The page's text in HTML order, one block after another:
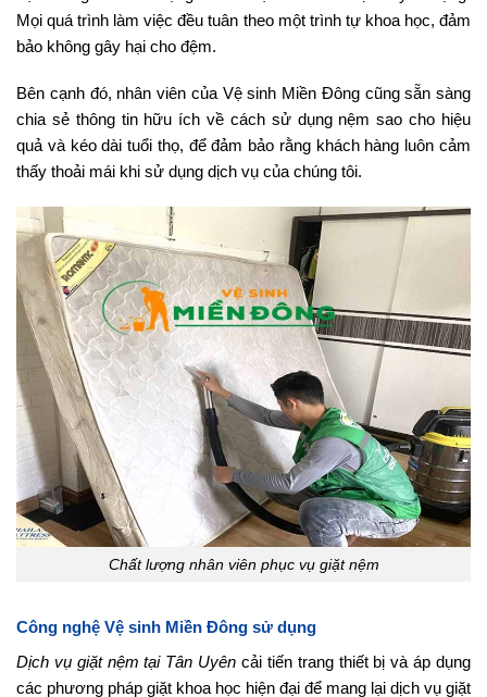
Mọi quá trình làm việc đều tuân theo một trình tự khoa học, đảm
bảo không gây hại cho đệm.
Bên cạnh đó, nhân viên của Vệ sinh Miền Đông cũng sẵn sàng
chia sẻ thông tin hữu ích về cách sử dụng nệm sao cho hiệu
quả và kéo dài tuổi thọ, để đảm bảo rằng khách hàng luôn cảm
thấy thoải mái khi sử dụng dịch vụ của chúng tôi.
Chất lượng nhân viên phục vụ giặt nệm
Công nghệ Vệ sinh Miền Đông sử dụng
Dịch vụ giặt nệm tại Tân Uyên cải tiến trang thiết bị và áp dụng
các phương pháp giặt khoa học hiện đại để mang lại dịch vụ giặt